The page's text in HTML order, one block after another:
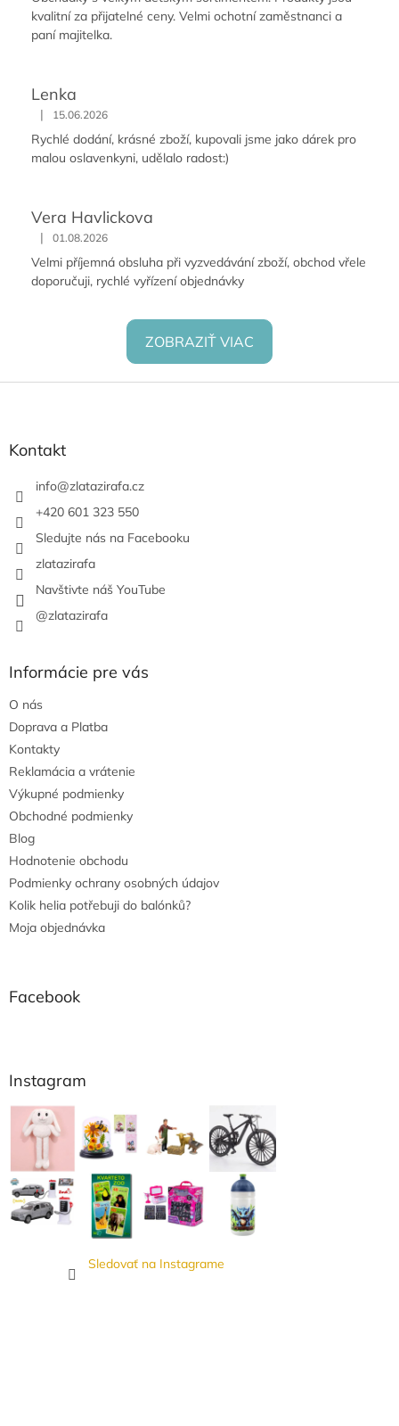
kvalitní za přijatelné ceny. Velmi ochotní zaměstnanci a
paní majitelka.
Lenka
| 15.06.2026
Rychlé dodání, krásné zboží, kupovali jsme jako dárek pro
malou oslavenkyni, udělalo radost:)
Vera Havlickova
| 01.08.2026
Velmi příjemná obsluha při vyzvedávání zboží, obchod vřele
doporučuji, rychlé vyřízení objednávky
ZOBRAZIŤ VIAC
Z
Kontakt
info@zlatazirafa.cz
+420 601 323 550
Sledujte nás na Facebooku
zlatazirafa
Navštivte náš YouTube
@zlatazirafa
Informácie pre vás
O nás
Doprava a Platba
Kontakty
Reklamácia a vrátenie
Výkupné podmienky
Obchodné podmienky
Blog
Hodnotenie obchodu
Podmienky ochrany osobných údajov
Kolik helia potřebuji do balónků?
Moja objednávka
Facebook
Instagram
Sledovať na Instagrame